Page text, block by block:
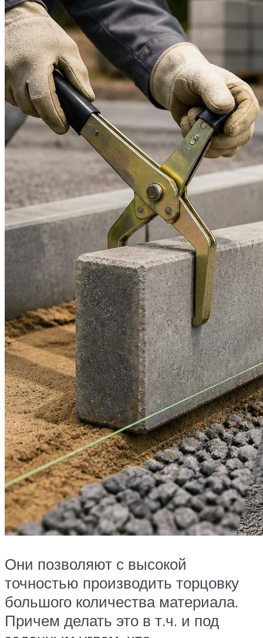
Они позволяют с высокой
точностью производить торцовку
большого количества материала.
Причем делать это в т.ч. и под